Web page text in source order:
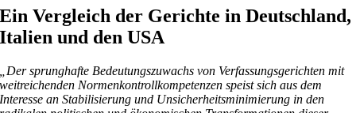
Ein Vergleich der Gerichte in Deutschland,
Italien und den USA
„Der sprunghafte Bedeutungszuwachs von Verfassungsgerichten mit
weitreichenden Normenkontrollkompetenzen speist sich aus dem
Interesse an Stabilisierung und Unsicherheitsminimierung in den